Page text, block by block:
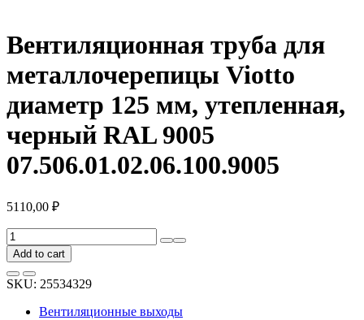
Вентиляционная труба для
металлочерепицы Viotto
диаметр 125 мм, утепленная,
черный RAL 9005
07.506.01.02.06.100.9005
5110,00 ₽
Вентиляционная
труба
для
металлочерепицы
Viotto
диаметр
Add to cart
SKU: 25534329
Вентиляционные выходы